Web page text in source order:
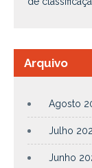
Arquivo
Agosto
Julho
Junho